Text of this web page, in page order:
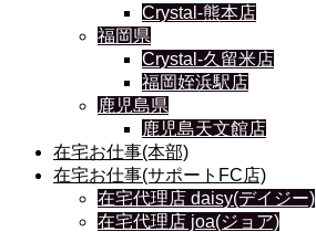
Crystal-熊本店
福岡県
Crystal-久留米店
福岡姪浜駅店
鹿児島県
鹿児島天文館店
在宅お仕事(本部)
在宅お仕事(サポートFC店)
在宅代理店 daisy(デイジー)
在宅代理店 joa(ジョア)